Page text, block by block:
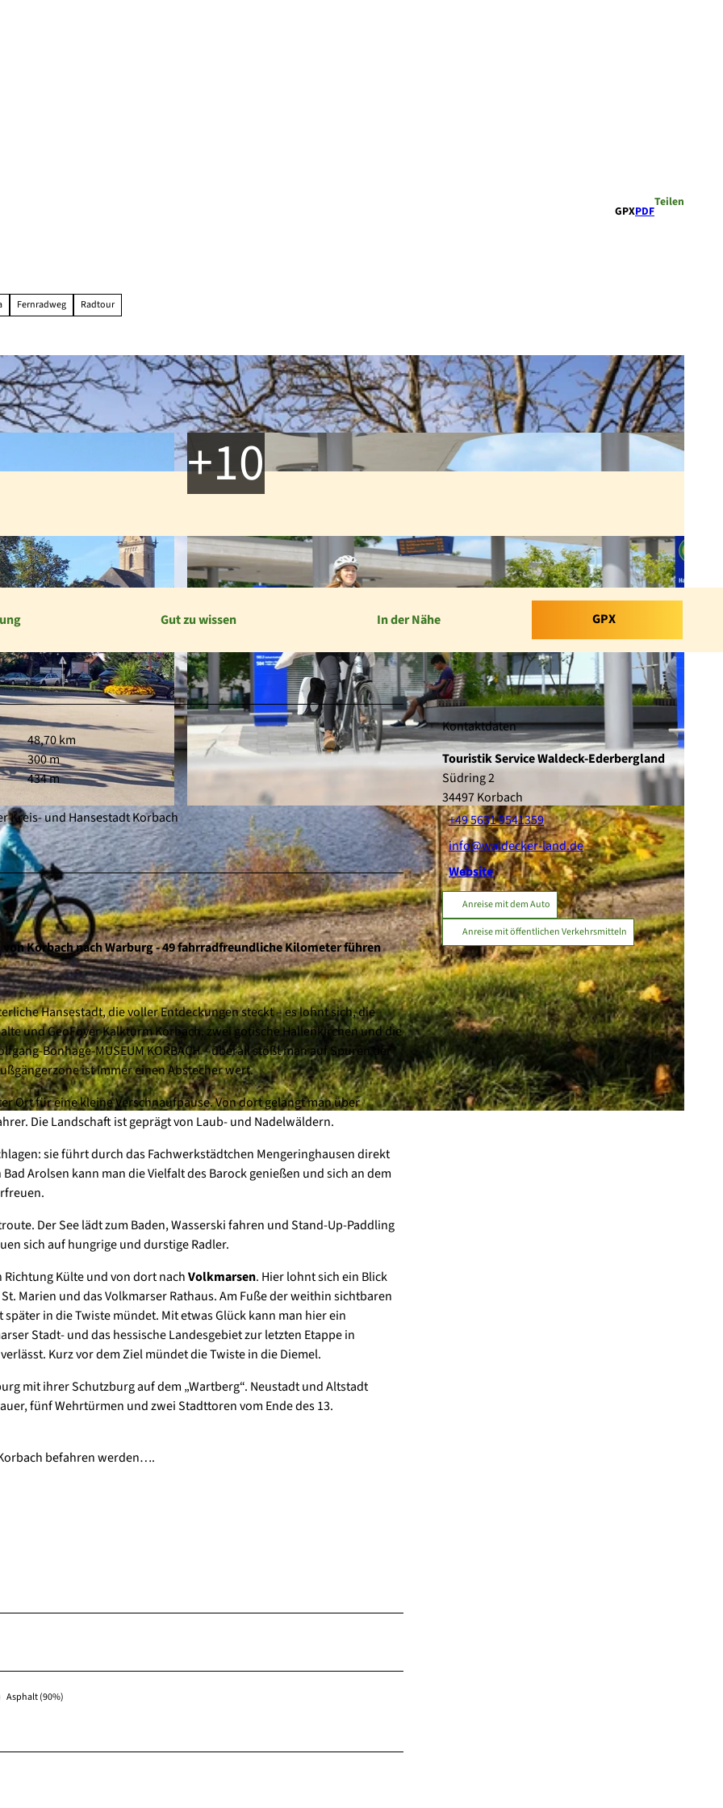
GPXPDF
Teilen
Fernradweg Radtour
© NVV, Nils Klinger | CC-BY-SA
Gut zu wissen In der Nähe GPX
48,70 km
300 m
434 m
Kreis- und Hansestadt Korbach
Korbach nach Warburg - 49 fahrradfreundliche Kilometer führen
Hansestadt, die voller Entdeckungen steckt – es lohnt sich, die
und GeoFoyer Kalkturm Korbach, zwei gotische Hallenkirchen und die
Bonhage-MUSEUM KORBACH – überall stößt man auf Spuren der
ist immer einen Abstecher wert.
Ort für eine kleine Verschnaufpause. Von dort gelangt man über
Die Landschaft ist geprägt von Laub- und Nadelwäldern.
sie führt durch das Fachwerkstädtchen Mengeringhausen direkt
Arolsen kann man die Vielfalt des Barock genießen und sich an dem
Der See lädt zum Baden, Wasserski fahren und Stand-Up-Paddling
sich auf hungrige und durstige Radler.
Külte und von dort nachVolkmarsen. Hier lohnt sich ein Blick
Marien und das Volkmarser Rathaus. Am Fuße der weithin sichtbaren
in die Twiste mündet. Mit etwas Glück kann man hier ein
Stadt- und das hessische Landesgebiet zur letzten Etappe in
verlässt. Kurz vor dem Ziel mündet die Twiste in die Diemel.
mit ihrer Schutzburg auf dem „Wartberg“. Neustadt und Altstadt
fünf Wehrtürmen und zwei Stadttoren vom Ende des 13.
befahren werden….
Asphalt (90%)
Kontaktdaten
Touristik Service Waldeck-Ederbergland
Südring 2
34497Korbach
+49 5631 9541359
info@waldecker-land.de
Website
Anreise mit dem Auto
Anreise mit öffentlichen Verkehrsmitteln